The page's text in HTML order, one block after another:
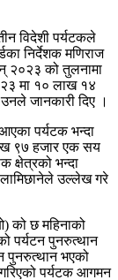
विदेशी पर्यटकले
निर्देशक मणिराज
२०२३ को तुलनामा
मा १० लाख १४
जानकारी दिए ।
पर्यटक भन्दा
९७ हजार एक सय
क्षेत्रको भन्दा
लामिछानेले उल्लेख गरे
को छ महिनाको
पर्यटन पुनरुत्थान
पुनरुत्थान भएको
पर्यटक आगमन